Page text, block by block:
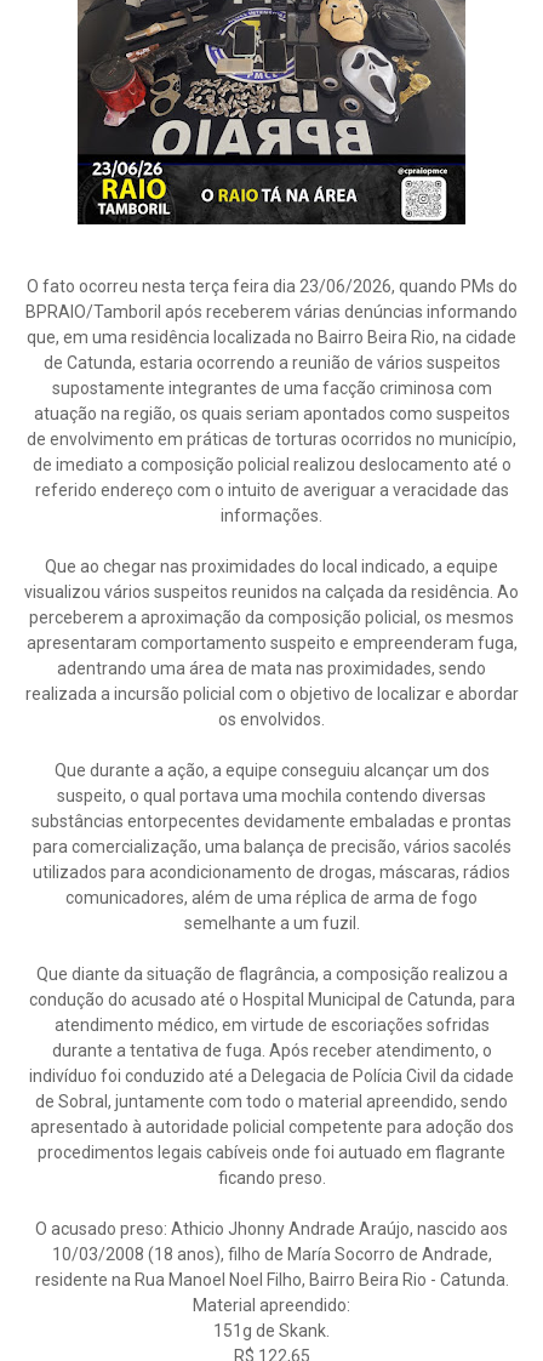
O fato ocorreu nesta terça feira dia 23/06/2026, quando PMs do
BPRAIO/Tamboril após receberem várias denúncias informando
que, em uma residência localizada no Bairro Beira Rio, na cidade
de Catunda, estaria ocorrendo a reunião de vários suspeitos
supostamente integrantes de uma facção criminosa com
atuação na região, os quais seriam apontados como suspeitos
de envolvimento em práticas de torturas ocorridos no município,
de imediato a composição policial realizou deslocamento até o
referido endereço com o intuito de averiguar a veracidade das
informações.
Que ao chegar nas proximidades do local indicado, a equipe
visualizou vários suspeitos reunidos na calçada da residência. Ao
perceberem a aproximação da composição policial, os mesmos
apresentaram comportamento suspeito e empreenderam fuga,
adentrando uma área de mata nas proximidades, sendo
realizada a incursão policial com o objetivo de localizar e abordar
os envolvidos.
Que durante a ação, a equipe conseguiu alcançar um dos
suspeito, o qual portava uma mochila contendo diversas
substâncias entorpecentes devidamente embaladas e prontas
para comercialização, uma balança de precisão, vários sacolés
utilizados para acondicionamento de drogas, máscaras, rádios
comunicadores, além de uma réplica de arma de fogo
semelhante a um fuzil.
Que diante da situação de flagrância, a composição realizou a
condução do acusado até o Hospital Municipal de Catunda, para
atendimento médico, em virtude de escoriações sofridas
durante a tentativa de fuga. Após receber atendimento, o
indivíduo foi conduzido até a Delegacia de Polícia Civil da cidade
de Sobral, juntamente com todo o material apreendido, sendo
apresentado à autoridade policial competente para adoção dos
procedimentos legais cabíveis onde foi autuado em flagrante
ficando preso.
O acusado preso: Athicio Jhonny Andrade Araújo, nascido aos
10/03/2008 (18 anos), filho de María Socorro de Andrade,
residente na Rua Manoel Noel Filho, Bairro Beira Rio - Catunda.
Material apreendido:
151g de Skank.
R$ 122,65